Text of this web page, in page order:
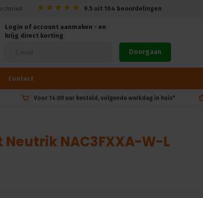
9.5 uit 104 beoordelingen
Login of account aanmaken - en
krijg direct korting
Doorgaan
Contact
Voor 14:00 uur besteld, volgende werkdag in huis*
NAC3FXXA-W-L